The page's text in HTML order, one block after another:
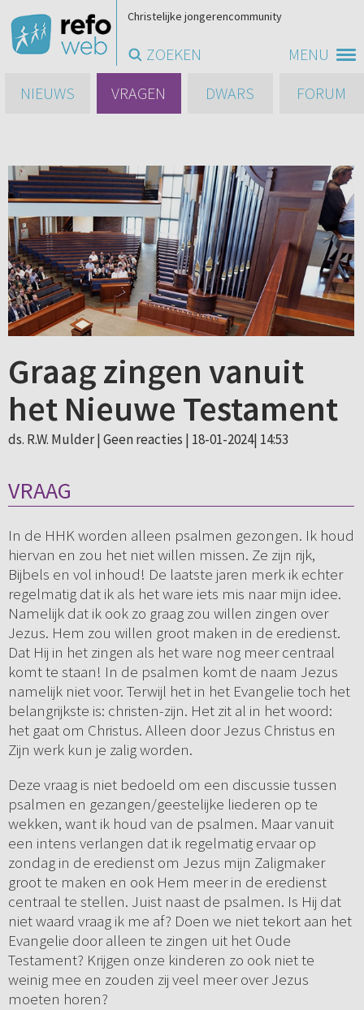
MENU
Christelijke jongerencommunity
ZOEKEN
NIEUWS
VRAGEN DWARS FORUM
Graag zingen vanuit
het Nieuwe Testament
ds. R.W. Mulder | Geen reacties | 18-01-2024| 14:53
VRAAG
In de HHK worden alleen psalmen gezongen. Ik houd
hiervan en zou het niet willen missen. Ze zijn rijk,
Bijbels en vol inhoud! De laatste jaren merk ik echter
regelmatig dat ik als het ware iets mis naar mijn idee.
Namelijk dat ik ook zo graag zou willen zingen over
Jezus. Hem zou willen groot maken in de eredienst.
Dat Hij in het zingen als het ware nog meer centraal
komt te staan! In de psalmen komt de naam Jezus
namelijk niet voor. Terwijl het in het Evangelie toch het
belangrijkste is: christen-zijn. Het zit al in het woord:
het gaat om Christus. Alleen door Jezus Christus en
Zijn werk kun je zalig worden.
Deze vraag is niet bedoeld om een discussie tussen
psalmen en gezangen/geestelijke liederen op te
wekken, want ik houd van de psalmen. Maar vanuit
een intens verlangen dat ik regelmatig ervaar op
zondag in de eredienst om Jezus mijn Zaligmaker
groot te maken en ook Hem meer in de eredienst
centraal te stellen. Juist naast de psalmen. Is Hij dat
niet waard vraag ik me af? Doen we niet tekort aan het
Evangelie door alleen te zingen uit het Oude
Testament? Krijgen onze kinderen zo ook niet te
weinig mee en zouden zij veel meer over Jezus
moeten horen?